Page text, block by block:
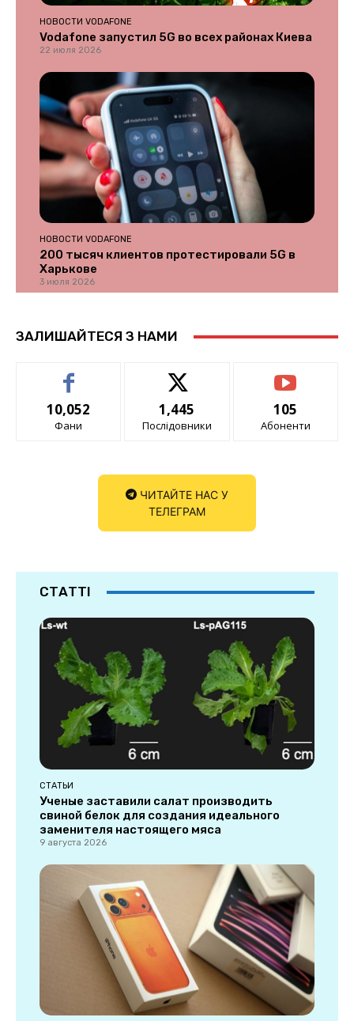
НОВОСТИ VODAFONE
Vodafone запустил 5G во всех районах Киева
22 июля 2026
НОВОСТИ VODAFONE
200 тысяч клиентов протестировали 5G в
Харькове
3 июля 2026
ЗАЛИШАЙТЕСЯ З НАМИ
10,052
Фани
1,445
Послідовники
105
Абоненти
ЧИТАЙТЕ НАС У
ТЕЛЕГРАМ
СТАТТІ
СТАТЬИ
Ученые заставили салат производить
свиной белок для создания идеального
заменителя настоящего мяса
9 августа 2026